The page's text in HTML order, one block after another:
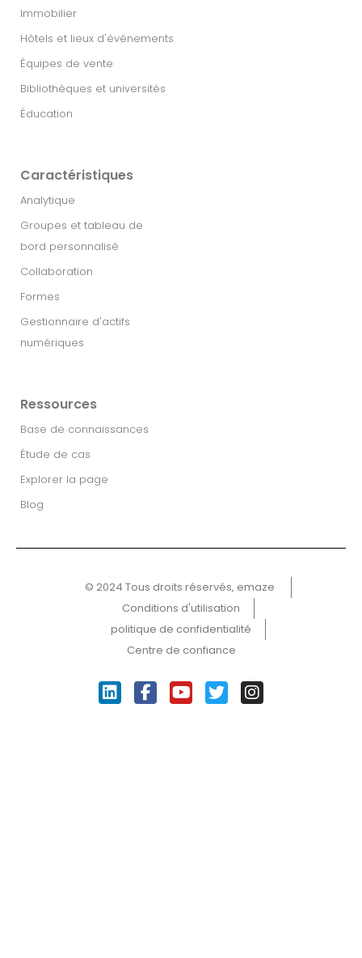
Immobilier​
Hôtels et lieux d'événements
Équipes de vente
Bibliothèques et universités
Éducation
Caractéristiques
Analytique
Groupes et tableau de
bord personnalisé
Collaboration
Formes
Gestionnaire d'actifs
numériques
Ressources
Base de connaissances
Étude de cas
Explorer la page
Blog
© 2024 Tous droits réservés, emaze ​
Conditions d'utilisation
politique de confidentialité
Centre de confiance